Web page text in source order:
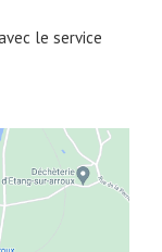
le service